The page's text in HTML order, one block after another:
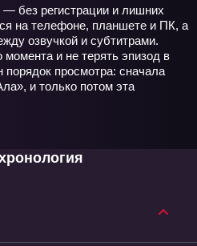
без регистрации и лишних
на телефоне, планшете и ПК, а
озвучкой и субтитрами.
и не терять эпизод в
просмотра: сначала
и только потом эта